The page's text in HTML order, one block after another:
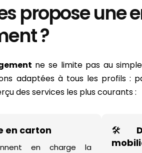
propose une
?
ne se limite pas au
adaptées à tous les profils :
des services les plus courants :
en carton
en charge la
🛠️